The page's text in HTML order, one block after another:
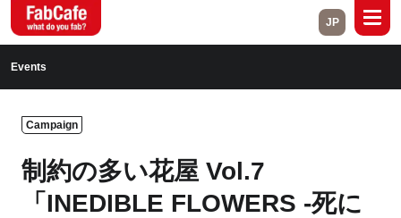
Open Labs Project Cases
JP
Events
Campaign
制約の多い花屋 Vol.7
「INEDIBLE FLOWERS -死に